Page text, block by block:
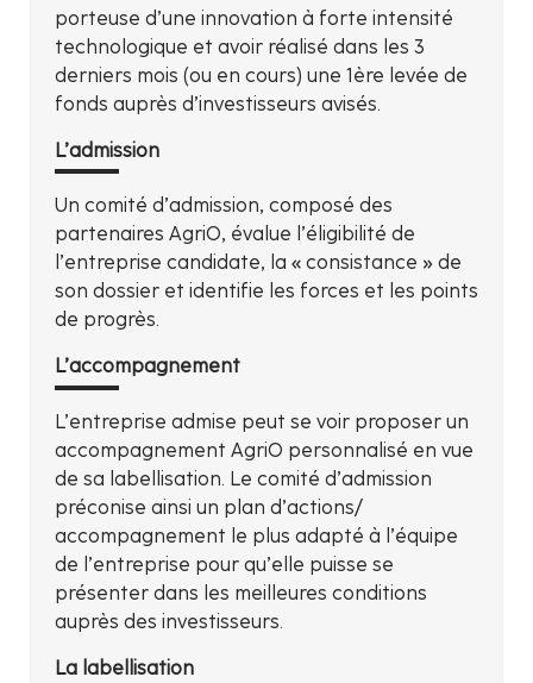
porteuse d’une innovation à forte intensité
technologique et avoir réalisé dans les 3
derniers mois (ou en cours) une 1ère levée de
fonds auprès d’investisseurs avisés.
L’admission
Un comité d’admission, composé des
partenaires AgriO, évalue l’éligibilité de
l’entreprise candidate, la « consistance » de
son dossier et identifie les forces et les points
de progrès.
L’accompagnement
L’entreprise admise peut se voir proposer un
accompagnement AgriO personnalisé en vue
de sa labellisation. Le comité d’admission
préconise ainsi un plan d’actions/
accompagnement le plus adapté à l’équipe
de l’entreprise pour qu’elle puisse se
présenter dans les meilleures conditions
auprès des investisseurs.
La labellisation